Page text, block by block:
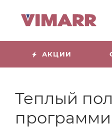
АКЦИИ
Теплый пол